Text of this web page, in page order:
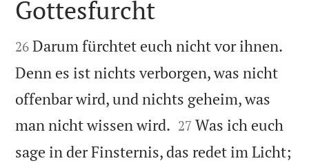

Gottesfurcht

26 Darum fürchtet euch nicht vor ihnen.
Denn es ist nichts verborgen, was nicht
offenbar wird, und nichts geheim, was
man nicht wissen wird. 

27 Was ich euch
sage in der Finsternis, das redet im Licht;